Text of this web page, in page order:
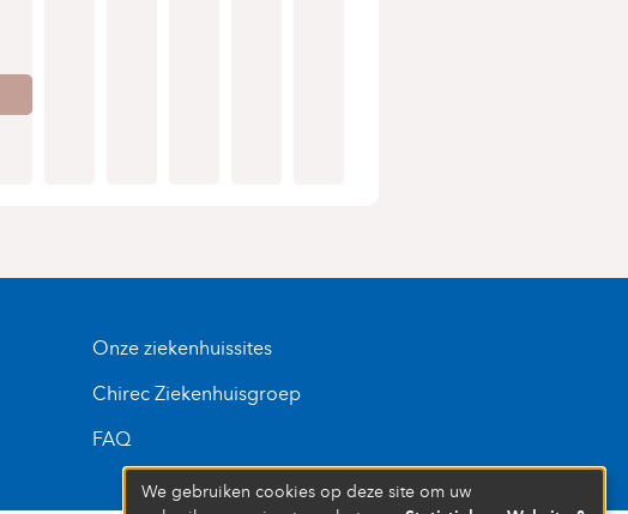
Onze ziekenhuissites
Chirec Ziekenhuisgroep
FAQ
We gebruiken cookies op deze site om uw